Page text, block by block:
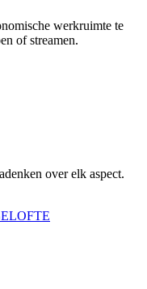
werkruimte te
of streamen.
over elk aspect.